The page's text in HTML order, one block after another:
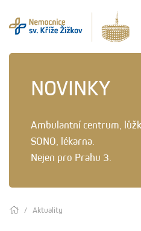
NOVINKY
Ambulantní centrum,
SONO, lékarna.
Nejen pro Prahu 3.
Aktuality